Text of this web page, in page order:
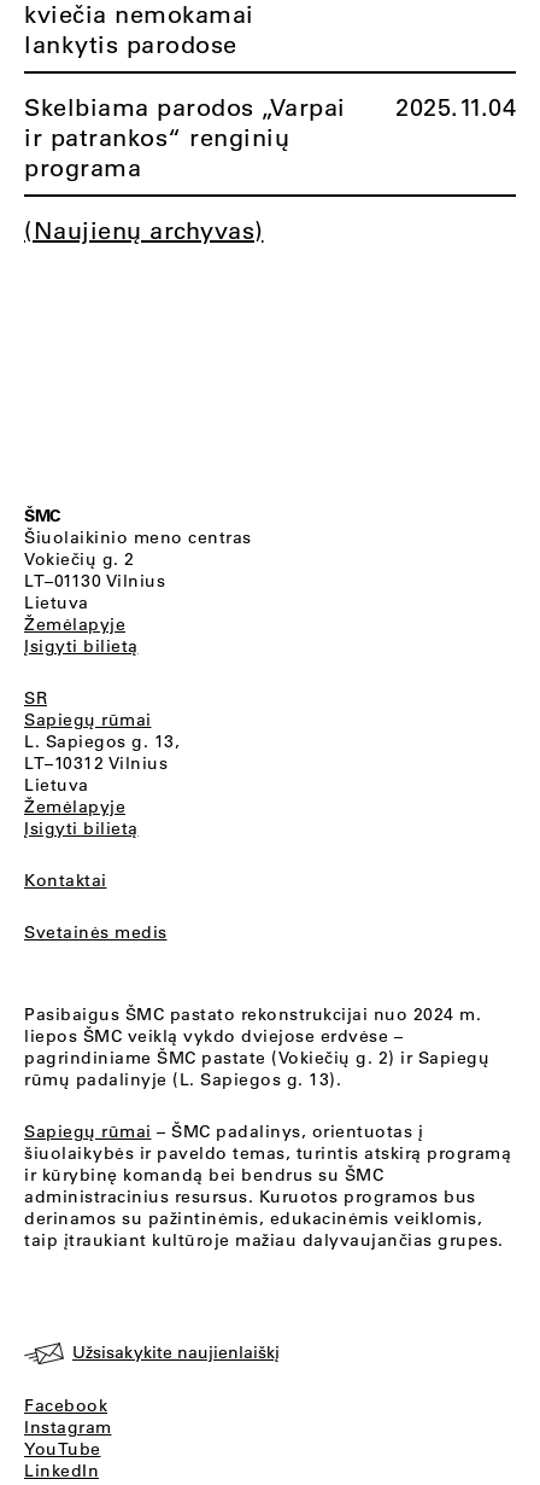
kviečia nemokamai
lankytis parodose
Skelbiama parodos „Varpai
ir patrankos“ renginių
programa
2025.11.04
(Naujienų archyvas)
ŠMC
Šiuolaikinio meno centras
Vokiečių g. 2
LT–01130 Vilnius
Lietuva
Žemėlapyje
Įsigyti bilietą
SR
Sapiegų rūmai
L. Sapiegos g. 13,
LT–10312 Vilnius
Lietuva
Žemėlapyje
Įsigyti bilietą
Kontaktai
Svetainės medis
Pasibaigus ŠMC pastato rekonstrukcijai nuo 2024 m.
liepos ŠMC veiklą vykdo dviejose erdvėse –
pagrindiniame ŠMC pastate (Vokiečių g. 2) ir Sapiegų
rūmų padalinyje (L. Sapiegos g. 13).
Sapiegų rūmai – ŠMC padalinys, orientuotas į
šiuolaikybės ir paveldo temas, turintis atskirą programą
ir kūrybinę komandą bei bendrus su ŠMC
administracinius resursus. Kuruotos programos bus
derinamos su pažintinėmis, edukacinėmis veiklomis,
taip įtraukiant kultūroje mažiau dalyvaujančias grupes.
Užsisakykite naujienlaiškį
Facebook
Instagram
YouTube
LinkedIn